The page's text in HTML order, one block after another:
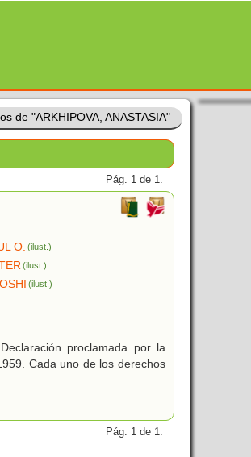
de "ARKHIPOVA, ANASTASIA"
Pág. 1 de 1.
O. (ilust.)
(ilust.)
(ilust.)
proclamada por la
Cada uno de los derechos
Pág. 1 de 1.